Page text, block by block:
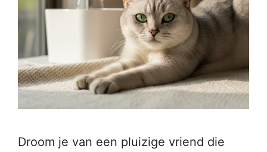
Droom je van een pluizige vriend die